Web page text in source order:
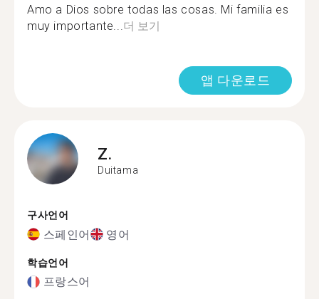
Amo a Dios sobre todas las cosas. Mi familia es
muy importante...더 보기
앱 다운로드
Z.
Duitama
구사언어
스페인어 영어
학습언어
프랑스어